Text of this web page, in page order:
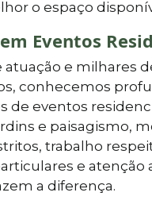
o espaço
Eventos
atuação e milhares
conhecemos
de eventos
e paisagismo,
trabalho
e atenção
a diferença.